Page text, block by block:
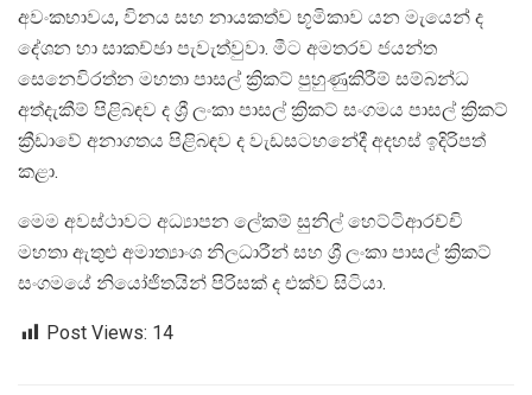
අවංකභාවය, විනය සහ නායකත්ව භූමිකාව යන මැයෙන් ද
දේශන හා සාකච්ඡා පැවැත්වුවා. මීට අමතරව ජයන්ත
සෙනෙවිරත්න මහතා පාසල් ක්‍රිකට් පුහුණුකිරීම් සම්බන්ධ
අත්දැකීම් පිළිබඳව ද ශ්‍රී ලංකා පාසල් ක්‍රිකට් සංගමය පාසල් ක්‍රිකට්
ක්‍රීඩාවේ අනාගතය පිළිබඳව ද වැඩසටහනේදී අදහස් ඉදිරිපත්
කළා.
මෙම අවස්ථාවට අධ්‍යාපන ලේකම් සුනිල් හෙට්ටිආරච්චි
මහතා ඇතුළු අමාත්‍යාංශ නිලධාරීන් සහ ශ්‍රී ලංකා පාසල් ක්‍රිකට්
සංගමයේ නියෝජිතයින් පිරිසක් ද එක්ව සිටියා.
Post Views: 14